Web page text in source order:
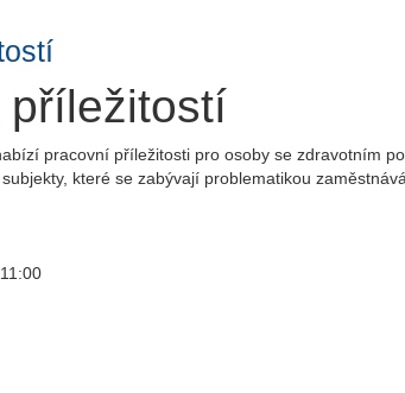
příležitostí
pracovní příležitosti pro osoby se zdravotním
které se zabývají problematikou